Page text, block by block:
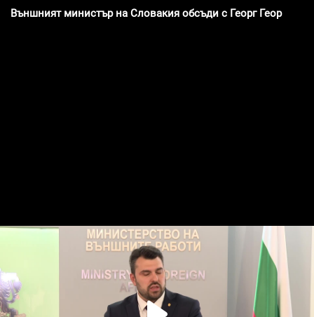
Външният министър на Словакия обсъди с Георг Георгиев